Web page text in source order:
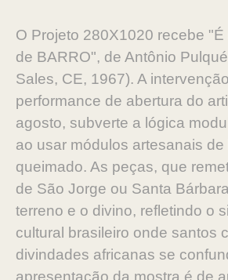
O Projeto 280X1020 recebe
de BARRO", de Antônio
Sales, CE, 1967). A
performance de abertura do
agosto, subverte a lógica
ao usar módulos artesanais de
queimado. As peças, que
de São Jorge ou Santa
terreno e o divino, refletindo o
cultural brasileiro onde santos
divindades africanas se
apresentação da mostra é de